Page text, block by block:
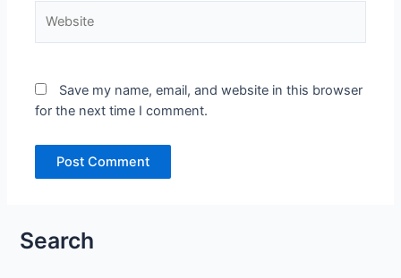
Save my name, email, and website in this browser
for the next time I comment.
Search